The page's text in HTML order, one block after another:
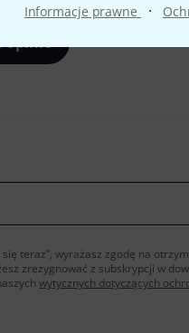
Informacje prawne ·
opinie
się teraz”, wyrażasz zgodę na
zrezygnować z subskrypcji w
wytycznych dotyczących